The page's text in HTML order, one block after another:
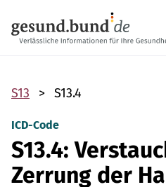
S13 S13.4
ICD-Code
S13.4:
Zerrung der